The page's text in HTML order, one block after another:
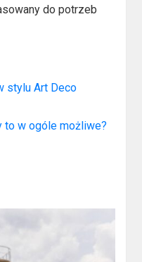
do potrzeb
stylu Art Deco
to w ogóle możliwe?